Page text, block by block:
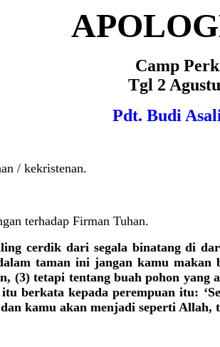
Camp
Tgl 2
Pdt. Budi
/ kekristenan.
terhadap Firman Tuhan.
cerdik dari segala binatang di
taman ini jangan kamu
(3) tetapi tentang buah pohon
berkata kepada perempuan itu:
kamu akan menjadi seperti Allah,